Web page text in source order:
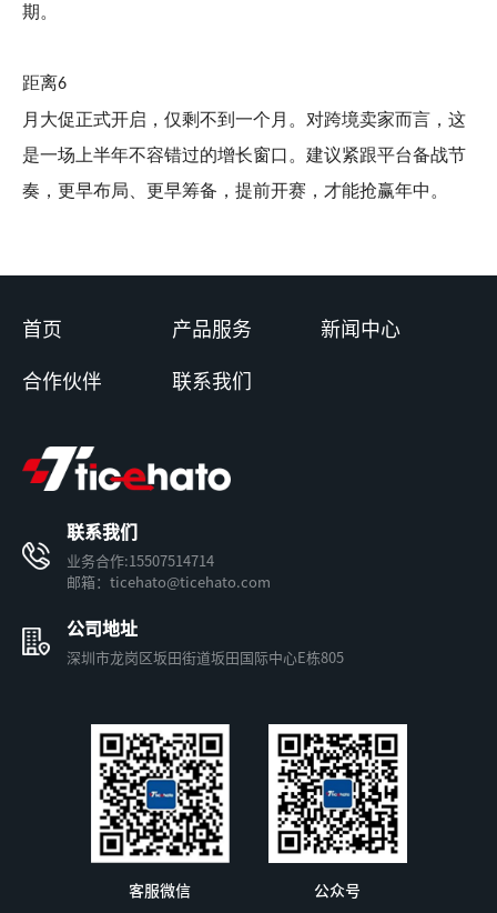
期。
距离6
月大促正式开启，仅剩不到一个月。对跨境卖家而言，这
是一场上半年不容错过的增长窗口。建议紧跟平台备战节
奏，更早布局、更早筹备，提前开赛，才能抢赢年中。
首页 产品服务 新闻中心
合作伙伴 联系我们
联系我们
业务合作:15507514714
邮箱：ticehato@ticehato.com
公司地址
深圳市龙岗区坂田街道坂田国际中心E栋805
客服微信 公众号